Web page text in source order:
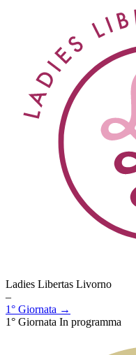
Ladies Libertas Livorno
–
1° Giornata →
1° Giornata In programma